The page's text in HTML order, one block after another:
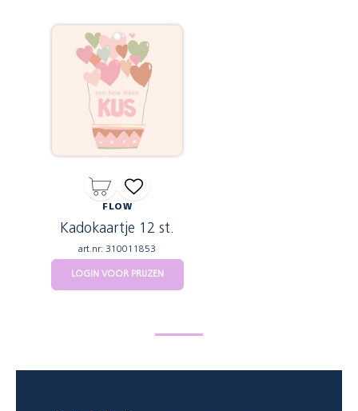
FLOW
Kadokaartje 12 st.
art.nr: 310011853
LOGIN VOOR PRIJZEN